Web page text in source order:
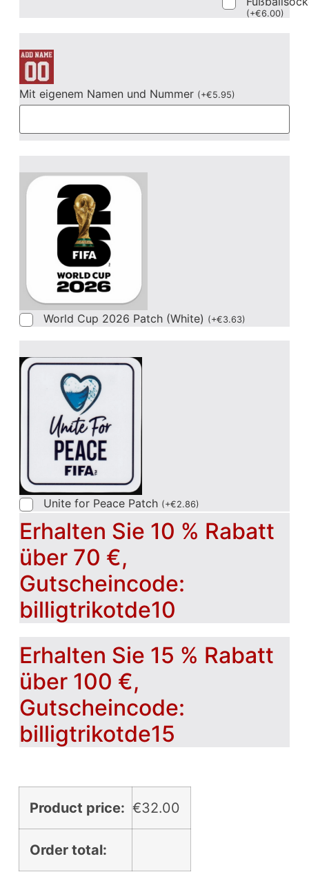
(+€6.00)
Mit eigenem Namen und Nummer (+€5.95)
World Cup 2026 Patch (White) (+€3.63)
Unite for Peace Patch (+€2.86)
Erhalten Sie 10 % Rabatt
über 70 €,
Gutscheincode:
billigtrikotde10
Erhalten Sie 15 % Rabatt
über 100 €,
Gutscheincode:
billigtrikotde15
Product price: €32.00
Order total: